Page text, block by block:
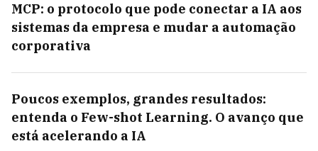
MCP: o protocolo que pode conectar a IA aos
sistemas da empresa e mudar a automação
corporativa
Poucos exemplos, grandes resultados:
entenda o Few-shot Learning. O avanço que
está acelerando a IA